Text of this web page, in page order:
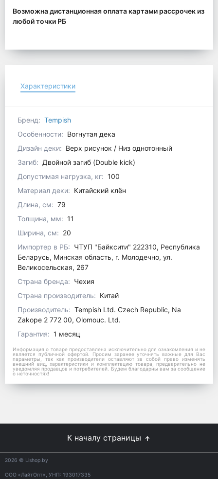
Возможна дистанционная оплата картами рассрочек из
любой точки РБ
Характеристики
Бренд: Tempish
Особенности: Вогнутая дека
Дизайн деки: Верх рисунок / Низ однотонный
Загиб: Двойной загиб (Double kick)
Допустимая нагрузка, кг: 100
Материал деки: Китайский клён
Длина, см: 79
Толщина, мм: 11
Ширина, см: 20
Импортер в РБ: ЧТУП "Байксити" 222310, Республика
Беларусь, Минская область, г. Молодечно, ул.
Великосельская, 267
Страна бренда: Чехия
Страна производитель: Китай
Производитель: Tempish Ltd. Czech Republic, Na
Zakope 2 772 00, Olomouc. Ltd.
Гарантия: 1 месяц
Информация о товаре предоставлена исключительно для ознакомления и не
является публичной офертой. Просим заранее уточнять важные для Вас
параметры, так как производители оставляют за собой право изменять
внешний вид, характеристики и комплектацию товара, предварительно не
уведомляя продавцов и потребителей. Будем благодарны вам за сообщение
о неточностях!
К началу страницы
2026 © Lishop.by
ООО «ЛайтОпт», УНП: 193017335